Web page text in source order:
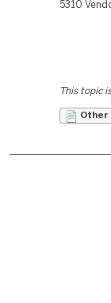
5310
This topic
Other